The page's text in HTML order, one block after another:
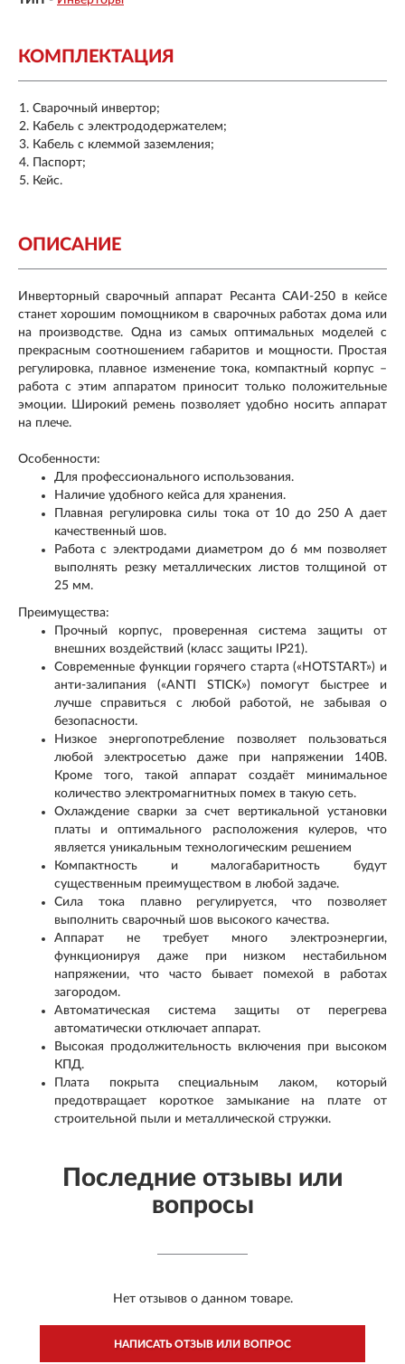
КОМПЛЕКТАЦИЯ
Сварочный инвертор;
Кабель с электрододержателем;
Кабель с клеммой заземления;
Паспорт;
Кейс.
ОПИСАНИЕ
Инверторный сварочный аппарат Ресанта САИ-250 в кейсе
станет хорошим помощником в сварочных работах дома или
на производстве. Одна из самых оптимальных моделей с
прекрасным соотношением габаритов и мощности. Простая
регулировка, плавное изменение тока, компактный корпус –
работа с этим аппаратом приносит только положительные
эмоции. Широкий ремень позволяет удобно носить аппарат
на плече.
Особенности:
Для профессионального использования.
Наличие удобного кейса для хранения.
Плавная регулировка силы тока от 10 до 250 А дает
качественный шов.
Работа с электродами диаметром до 6 мм позволяет
выполнять резку металлических листов толщиной от
25 мм.
Преимущества:
Прочный корпус, проверенная система защиты от
внешних воздействий (класс защиты IP21).
Современные функции горячего старта («HOTSTART») и
анти-залипания («ANTI STICK») помогут быстрее и
лучше справиться с любой работой, не забывая о
безопасности.
Низкое энергопотребление позволяет пользоваться
любой электросетью даже при напряжении 140В.
Кроме того, такой аппарат создаёт минимальное
количество электромагнитных помех в такую сеть.
Охлаждение сварки за счет вертикальной установки
платы и оптимального расположения кулеров, что
является уникальным технологическим решением
Компактность и малогабаритность будут
существенным преимуществом в любой задаче.
Сила тока плавно регулируется, что позволяет
выполнить сварочный шов высокого качества.
Аппарат не требует много электроэнергии,
функционируя даже при низком нестабильном
напряжении, что часто бывает помехой в работах
загородом.
Автоматическая система защиты от перегрева
автоматически отключает аппарат.
Высокая продолжительность включения при высоком
КПД.
Плата покрыта специальным лаком, который
предотвращает короткое замыкание на плате от
строительной пыли и металлической стружки.
Последние отзывы или
вопросы
Нет отзывов о данном товаре.
НАПИСАТЬ ОТЗЫВ ИЛИ ВОПРОС